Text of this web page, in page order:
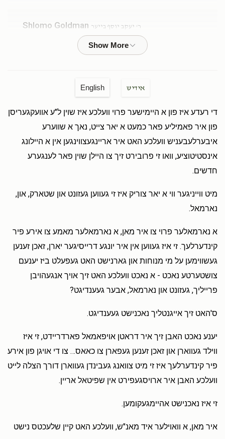
Shlomo Goldman ר‘ יעקב יוסף בייער
אזויפיל חסד ביודעים ובלא יודעים כה לחי!
Menashe Bayerר‘ יעקב יוסף בייער
$36.00
AVRHoM PINCHES GOLDKLANG
$26.00
English אידיש
די רעדע איז פון א היימישער פרוי וועלכע איז שוין ל"ע אוועקגעריסן
פון איר פאמיליע פאר כמעט א יאר צייט, נאך א שווערע
איבערלעבעניש וועלכע האט איר אריינגעצווינגען אין א היילונג
אינסטיטוציע, וואו זי פרובירט זיך צו היילן שוין פאר לענגערע
חדשים.
מיט ווייניגער ווי א יאר צוריק איז זי געווען געזונט און שטארק, און,
נארמאל.
א נארמאלער פרוי צו איר מאן, א נארמאלער מאמע צו אירע פיר
קינדערלעך. זי איז געווען אין איר יונגע דרייסיגער יארן, זאכן זענען
געשווימען על מי מנוחות און גארנישט האט געפעלט ביז יענעם
צושטערטע נאכט - א נאכט וועלכע האט זיך אויך אנגעהויבן
פרייליך, געזונט און נארמאל, אבער געענדיגט?
ס'האט זיך אייגנטליך נאכנישט געענדיגט.
יענע נאכט האבן זיך איר דראטן אויפאמאל פארדריידט, זי איז
ווילד געווארן און זאכן זענען געפארן צו כאאס… צו די אויגן פון אירע
פיר קינדערלעך איז זי מיט צוואנג געבינדן געווארן דורך הצלה לייט
וועלכע האבן איר ארויסגעפירט אין שפיטאל אריין.
זי איז נאכנישט אהיימגעקומען.
איר מאן, א וואוילער איד מאנ"ש, וועלכע האט קיין שלעכטס נישט